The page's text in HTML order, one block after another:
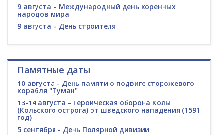
9 августа – Международный день коренных
народов мира
9 августа – День строителя
Памятные даты
10 августа - День памяти о подвиге сторожевого
корабля "Туман"
13-14 августа – Героическая оборона Колы
(Кольского острога) от шведского нападения (1591
год)
5 сентября - День Полярной дивизии